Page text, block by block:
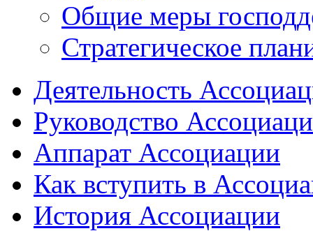
Общие меры
Стратегическое
Деятельность
Руководство
Аппарат Ассоциации
Как вступить в
История Ассоциации